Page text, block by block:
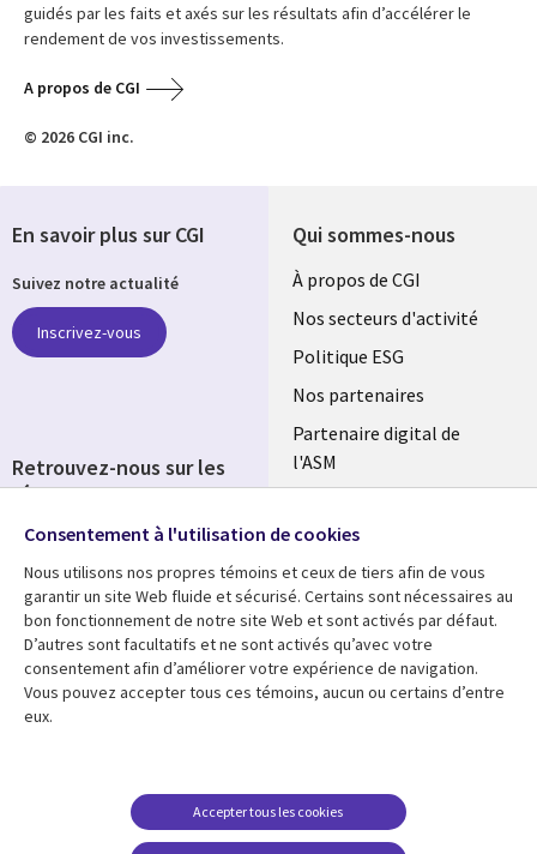
guidés par les faits et axés sur les résultats afin d’accélérer le
rendement de vos investissements.
A propos de CGI
© 2026 CGI inc.
Qui sommes-nous
Useful
links
FRANCE
À propos de CGI
Nos secteurs d'activité
Politique ESG
Nos partenaires
Partenaire digital de
l'ASM
Fusions
Ressources
Library
Links
Articles
Blog
Support
Legal
Accessibilité
conditions juridiques
FAQ Carrières
En savoir plus sur CGI
Suivez notre actualité
Inscrivez-vous
Retrouvez-nous sur les
réseaux
Social
Media
FRANCE
Consentement à l'utilisation de cookies
Nous utilisons nos propres témoins et ceux de tiers afin de vous
garantir un site Web fluide et sécurisé. Certains sont nécessaires au
bon fonctionnement de notre site Web et sont activés par défaut.
D’autres sont facultatifs et ne sont activés qu’avec votre
consentement afin d’améliorer votre expérience de navigation.
Vous pouvez accepter tous ces témoins, aucun ou certains d’entre
eux.
Accepter tous les cookies